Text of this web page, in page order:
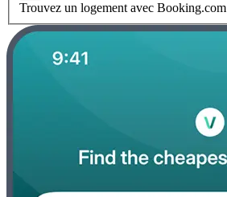
Trouvez un logement avec Booking.com